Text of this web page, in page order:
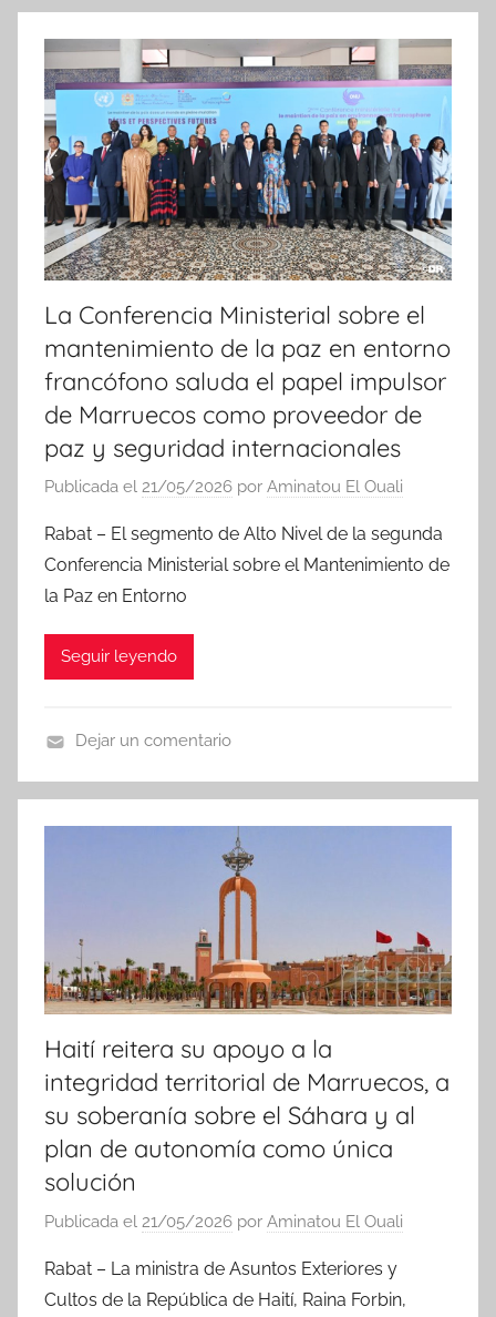
o
t
i
c
i
a
s
La Conferencia Ministerial sobre el
mantenimiento de la paz en entorno
francófono saluda el papel impulsor
de Marruecos como proveedor de
paz y seguridad internacionales
Publicada el 21/05/2026 por Aminatou El Ouali
Rabat – El segmento de Alto Nivel de la segunda
Conferencia Ministerial sobre el Mantenimiento de
la Paz en Entorno
Seguir leyendo
o
t
s
Dejar un comentario
Haití reitera su apoyo a la
integridad territorial de Marruecos, a
su soberanía sobre el Sáhara y al
plan de autonomía como única
solución
Publicada el 21/05/2026 por Aminatou El Ouali
Rabat – La ministra de Asuntos Exteriores y
Cultos de la República de Haití, Raina Forbin,